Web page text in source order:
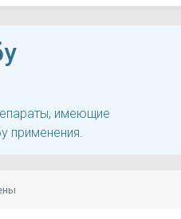
имеющие
применения.